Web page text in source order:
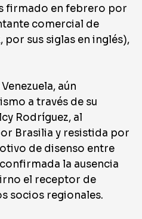
firmado en febrero por
comercial de
por sus siglas en inglés),
aún
a través de su
Rodríguez, al
Brasilia y resistida por
de disenso entre
la ausencia
el receptor de
socios regionales.